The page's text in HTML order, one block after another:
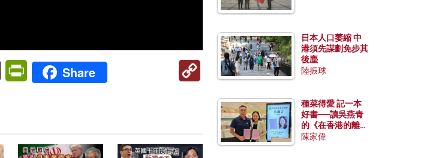
X PrintFriendly
Share
Copy
日本人口萎縮 中
港須先謀劃免步其
後塵
陸振球
種菜得愛 記一本
好書──讀吳燕青
的《在香港的離島
種菜》
陳家偉